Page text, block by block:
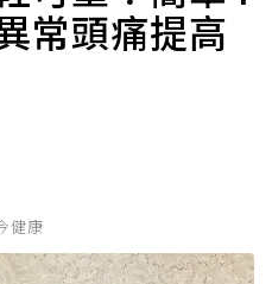
常頭痛提高
健康